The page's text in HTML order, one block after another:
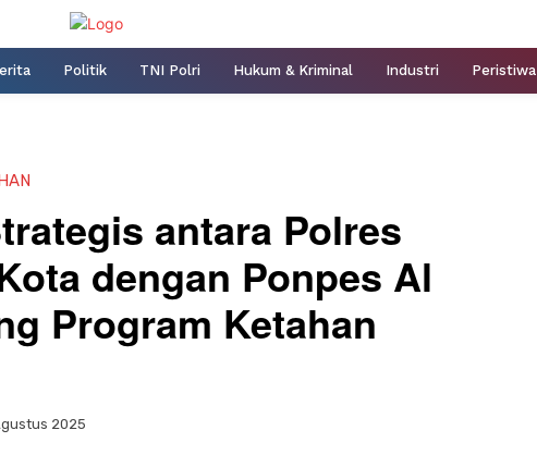
Politik TNI Polri Hukum & Kriminal Industri Peristiwa
antara Polres
dengan Ponpes Al
Program Ketahan
2025